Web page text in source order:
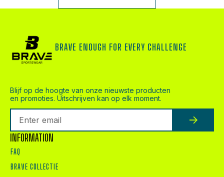
BRAVE ENOUGH FOR EVERY CHALLENGE
Blijf op de hoogte van onze nieuwste producten
en promoties. Uitschrijven kan op elk moment.
INFORMATION
FAQ
BRAVE COLLECTIE